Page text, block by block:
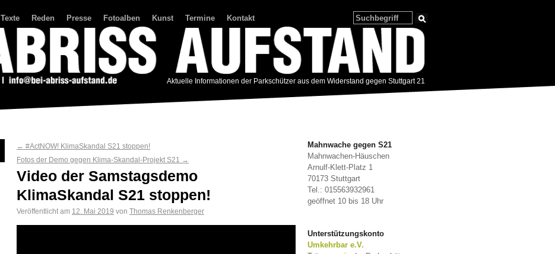
Texte Reden Presse Fotoalben Kunst Termine Kontakt
Aktuelle Informationen der Parkschützer aus dem Widerstand gegen Stuttgart 21
← #ActNOW! KlimaSkandal S21 stoppen!
Fotos der Demo gegen Klima-Skandal-Projekt S21
→
Video der Samstagsdemo
KlimaSkandal S21 stoppen!
Veröffentlicht am 12. Mai 2019 von Thomas Renkenberger
Mahnwache gegen S21
Mahnwachen-Häuschen
Arnulf-Klett-Platz 1
70173 Stuttgart
Tel.: 015563932961
geöffnet 10 bis 18 Uhr
Unterstützungskonto
Umkehrbar e.V.